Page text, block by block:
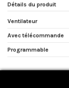
Détails du produit
Ventilateur
Avec télécommande
Programmable